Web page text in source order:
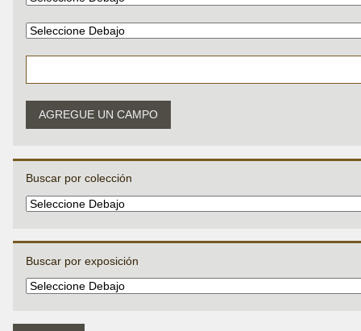
AGREGUE UN CAMPO
Buscar por colección
Buscar por exposición